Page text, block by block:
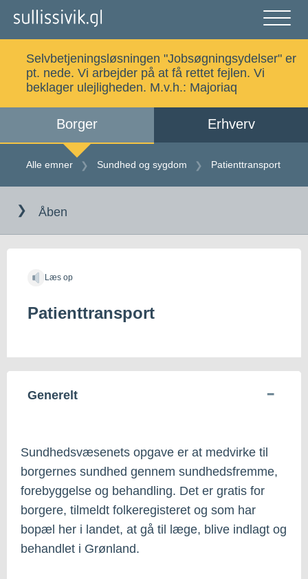
luk
Alle emner Selvbetjening
Kalaallisut
Selvbetjeningsløsningen "Jobsøgningsydelser" er
pt. nede. Vi arbejder på at få rettet fejlen. Vi
beklager ulejligheden. M.v.h.: Majoriaq
Borger Erhverv
Alle emner Sundhed og sygdom Patienttransport
indholdet
Åben
Læs op
Patienttransport
Generelt
Sundhedsvæsenets opgave er at medvirke til
borgernes sundhed gennem sundhedsfremme,
forebyggelse og behandling. Det er gratis for
borgere, tilmeldt folkeregisteret og som har
bopæl her i landet, at gå til læge, blive indlagt og
behandlet i Grønland.